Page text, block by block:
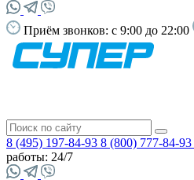
Приём звонков: с 9:00 до 22:00
8 (495) 197-84-93 8 (800) 777-84-93
работы: 24/7